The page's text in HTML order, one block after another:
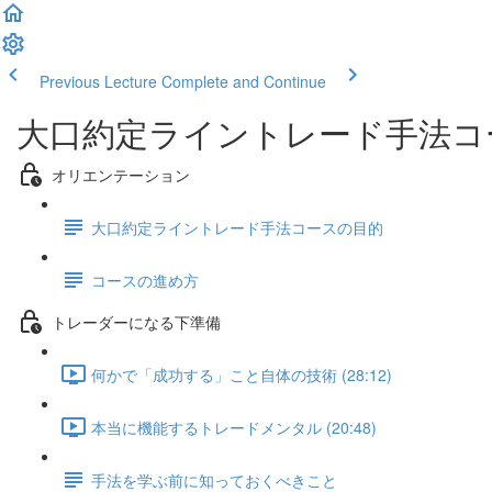
Previous Lecture Complete and Continue
大口約定ライントレード手法
オリエンテーション
大口約定ライントレード手法コースの目的
コースの進め方
トレーダーになる下準備
何かで「成功する」こと自体の技術 (28:12)
本当に機能するトレードメンタル (20:48)
手法を学ぶ前に知っておくべきこと